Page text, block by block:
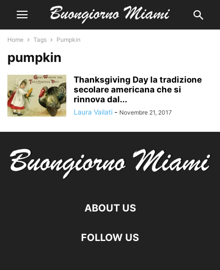
Home Tags Pumpkin
pumpkin
Thanksgiving Day la tradizione
secolare americana che si
rinnova dal...
Laura Vailati - Novembre 21, 2017
ABOUT US
FOLLOW US